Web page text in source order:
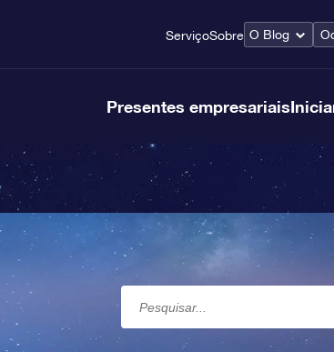
ServiçoSobre O Blog
Presentes empresariais